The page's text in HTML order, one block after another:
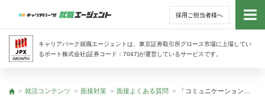
採用ご担当者様へ
キャリアパーク就職エージェントは、東京証券取引所グロース市場に上場してい
るポート株式会社(証券コード：7047)が運営しているサービスです。
トッ
トップ
就活コンテンツ 面接対策 面接よくある質問